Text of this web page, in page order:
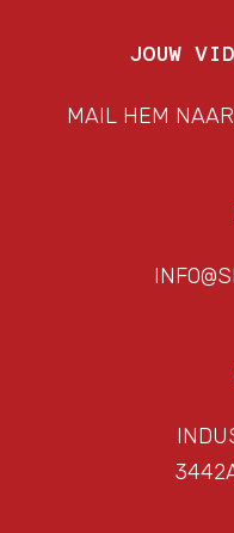
JOUW
MAIL HEM